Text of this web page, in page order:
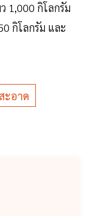
1,000 กิโลกรัม
กิโลกรัม และ
ะอาด